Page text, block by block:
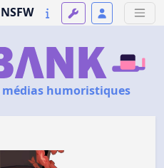
NSFW
médias humoristiques